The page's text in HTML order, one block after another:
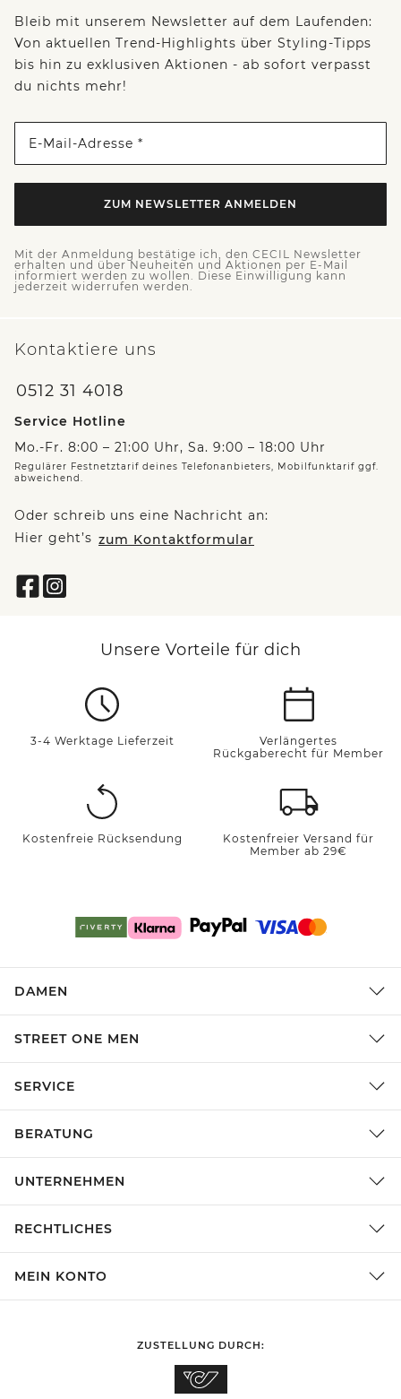
Bleib mit unserem Newsletter auf dem Laufenden:
Von aktuellen Trend-Highlights über Styling-Tipps
bis hin zu exklusiven Aktionen - ab sofort verpasst
du nichts mehr!
E-Mail-Adresse *
ZUM NEWSLETTER ANMELDEN
Mit der Anmeldung bestätige ich, den CECIL Newsletter
erhalten und über Neuheiten und Aktionen per E-Mail
informiert werden zu wollen. Diese Einwilligung kann
jederzeit widerrufen werden.
Kontaktiere uns
0512 31 4018
Service Hotline
Mo.-Fr. 8:00 – 21:00 Uhr, Sa. 9:00 – 18:00 Uhr
Regulärer Festnetztarif deines Telefonanbieters, Mobilfunktarif ggf.
abweichend.
Oder schreib uns eine Nachricht an:
Hier geht’s zum Kontaktformular
Unsere Vorteile für dich
3-4 Werktage Lieferzeit
Verlängertes
Rückgaberecht für Member
Kostenfreie Rücksendung
Kostenfreier Versand für
Member ab 29€
DAMEN
STREET ONE MEN
SERVICE
BERATUNG
UNTERNEHMEN
RECHTLICHES
MEIN KONTO
ZUSTELLUNG DURCH: